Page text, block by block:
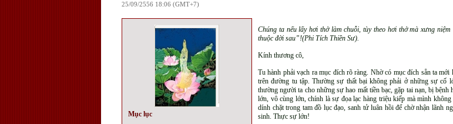
25/09/2556 18:06 (GMT+7)
Mục lục
Chúng ta nếu lấy hơi thở làm chuỗi, tùy theo hơi thở mà xưng
thuộc đời sau”!(Phi Tích Thiền Sư).
Kính thương cô,
Tu hành phải vạch ra mục đích rõ ràng. Nhờ có mục đích sẵn ta
trên đường tu tập. Thường sự thất bại không phải ở những sự cố
thường người ta cho những sự hao mất tiền bạc, gặp tai nạn, bị
lớn, vô cùng lớn, chính là sự đọa lạc hàng triệu kiếp mà mình
dính chặt trong tam đồ lục đạo, sanh tử luân hồi để chờ nhận lãnh
sinh. Thực sự lớn!